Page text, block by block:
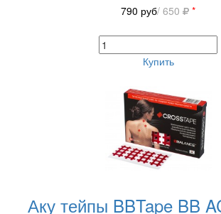
790 руб/ 650 *
Купить
Аку тейпы BBTape BB